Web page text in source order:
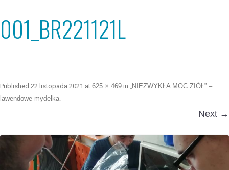
001_BR221121L
Published 22 listopada 2021 at 625 × 469 in „NIEZWYKŁA MOC ZIÓŁ” –
lawendowe mydełka.
Next →